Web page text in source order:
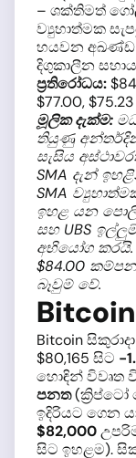
– ශක්තිමත්
ව්‍යුහාත්මක
හයවන අඛණ්ඩ
දිගුකාලීන
ප්‍රතිරෝධය:
$77.00,
මූලික දැක්ම:
තියුණු
සැසිය
SMA දැන්
SMA
ඉහළ යන පොලී
සහ UBS
අභියෝග කරයි.
$84.00
බෑවුම් වේ.
Bitcoin
$80,165 සිට
හොඳින් විවෘත
පනත(ක්‍රිප්ටෝ
ඉදිරියට ගෙන
$82,000
සිට ඉහළම).